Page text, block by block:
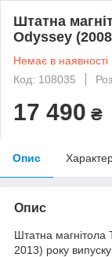
Штатна
Odyssey
Немає в наявності
Код: 108035
17 490 ₴
Опис
Опис
Штатна
2013) року